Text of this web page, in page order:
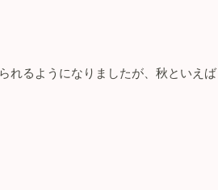
れるようになりましたが、秋といえば